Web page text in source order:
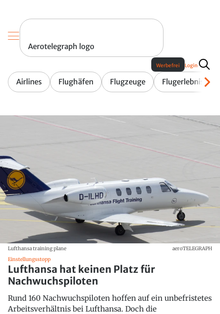
Aerotelegraph logo
Airlines Flughäfen Flugzeuge Flugerlebnis
Werbefrei Login
Lufthansa training plane
aeroTELEGRAPH
Einstellungsstopp
Lufthansa hat keinen Platz für
Nachwuchspiloten
Rund 160 Nachwuchspiloten hoffen auf ein unbefristetes
Arbeitsverhältnis bei Lufthansa. Doch die